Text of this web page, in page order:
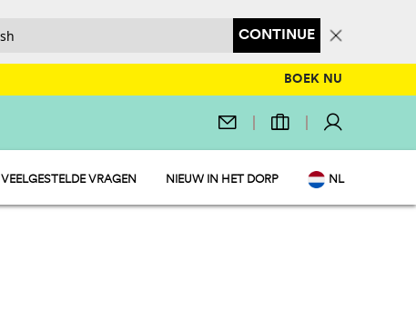
CONTINUE
BOEK NU
VEELGESTELDE VRAGEN NIEUW IN HET DORP NL
IT